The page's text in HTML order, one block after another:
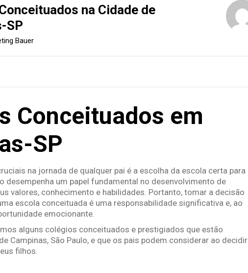
na Cidade de
SP
Bauer
Conceituados em
SP
na jornada de qualquer pai é a escolha da escola certa para
desempenha um papel fundamental no desenvolvimento de
valores, conhecimento e habilidades. Portanto, tomar a decisão
escola conceituada é uma responsabilidade significativa e, ao
emocionante.
alguns colégios conceituados e prestigiados que estão
Campinas, São Paulo, e que os pais podem considerar ao decidir
filhos.